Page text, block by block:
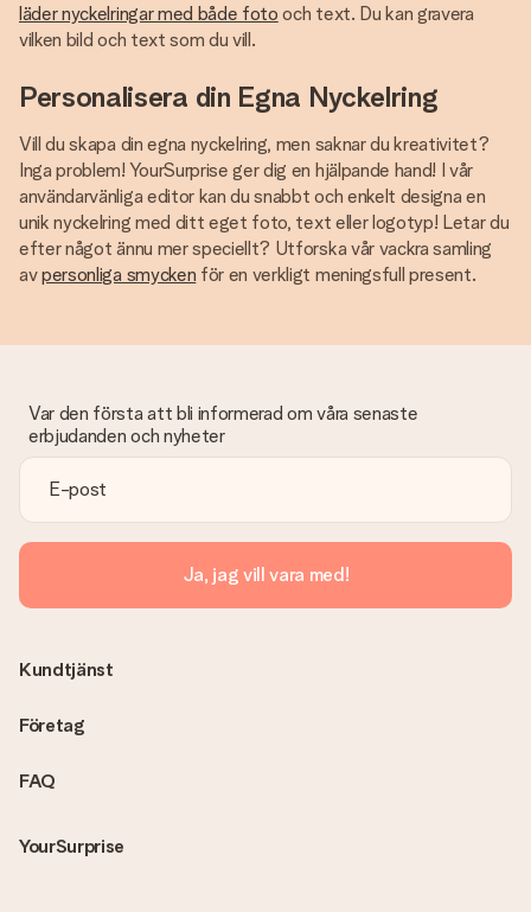
läder nyckelringar med både foto och text. Du kan gravera
vilken bild och text som du vill.
Personalisera din Egna Nyckelring
Vill du skapa din egna nyckelring, men saknar du kreativitet?
Inga problem! YourSurprise ger dig en hjälpande hand! I vår
användarvänliga editor kan du snabbt och enkelt designa en
unik nyckelring med ditt eget foto, text eller logotyp! Letar du
efter något ännu mer speciellt? Utforska vår vackra samling
avpersonliga smycken för en verkligt meningsfull present.
Var den första att bli informerad om våra senaste
erbjudanden och nyheter
Ja, jag vill vara med!
FAQ
YourSurprise
Kundtjänst
Företag